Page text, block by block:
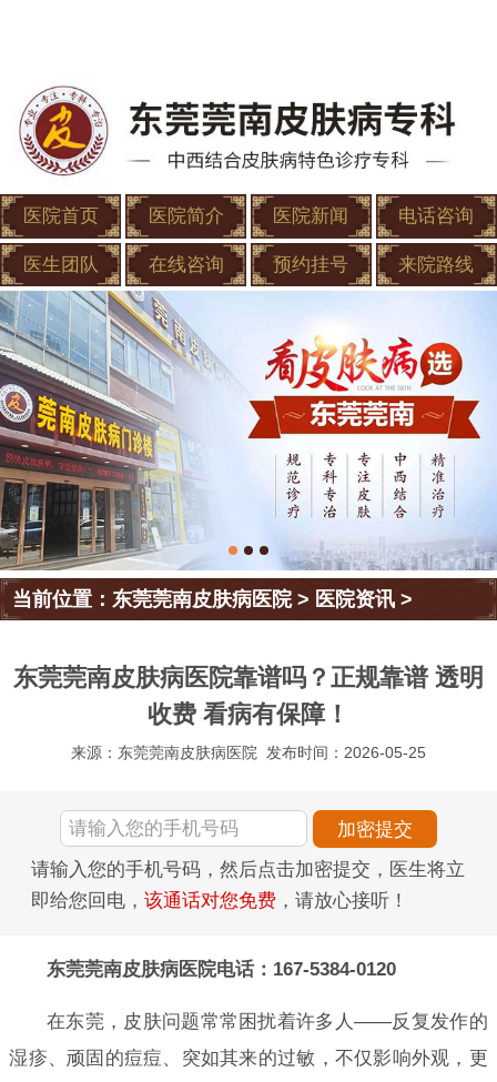
医院首页 医院简介 医院新闻 电话咨询
医生团队 在线咨询 预约挂号 来院路线
当前位置：东莞莞南皮肤病医院> 医院资讯 >
东莞莞南皮肤病医院靠谱吗？正规靠谱 透明
收费 看病有保障！
来源：东莞莞南皮肤病医院 发布时间：2026-05-25
请输入您的手机号码，然后点击加密提交，医生将立
即给您回电， 该通话对您免费 ，请放心接听！
东莞莞南皮肤病医院电话：167-5384-0120
在东莞，皮肤问题常常困扰着许多人——反复发作的
湿疹、顽固的痘痘、突如其来的过敏，不仅影响外观，更